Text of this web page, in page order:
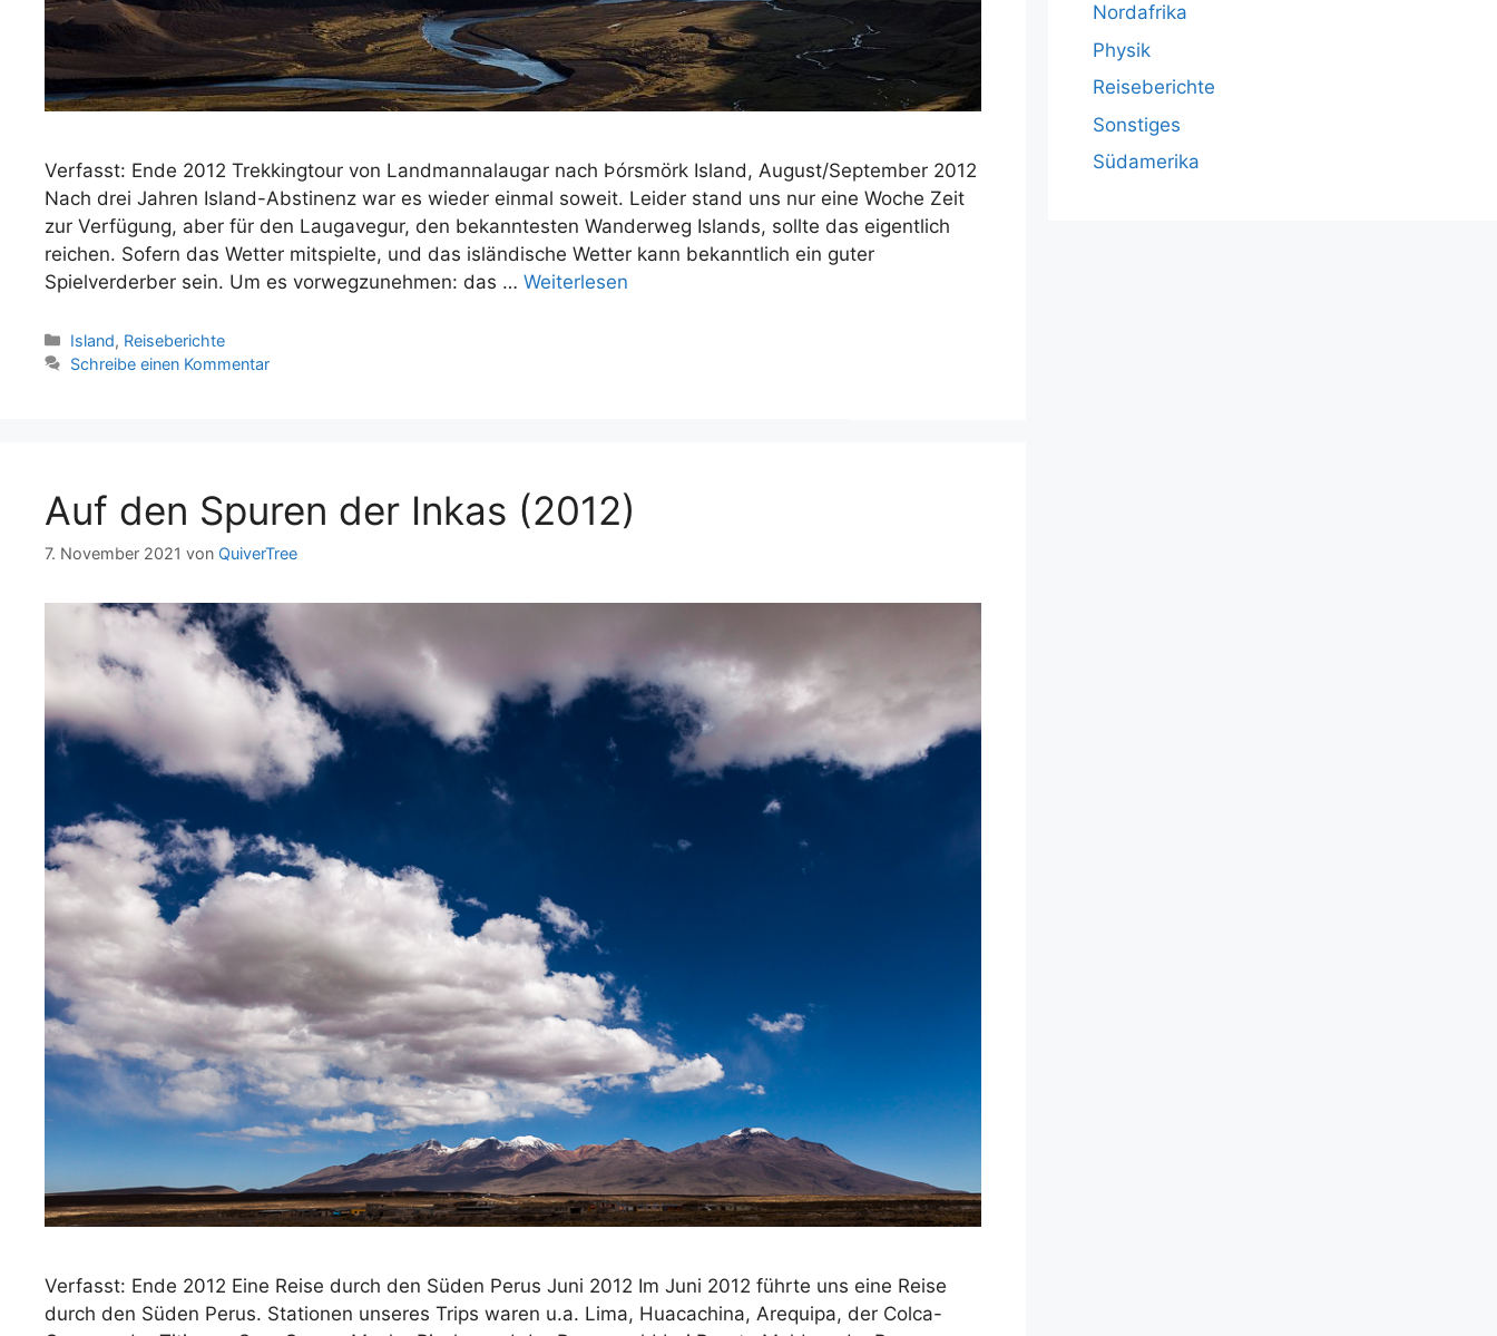
Verfasst: Ende 2012 Trekkingtour von Landmannalaugar nach Þórsmörk Island, August/September 2012
Nach drei Jahren Island-Abstinenz war es wieder einmal soweit. Leider stand uns nur eine Woche Zeit
zur Verfügung, aber für den Laugavegur, den bekanntesten Wanderweg Islands, sollte das eigentlich
reichen. Sofern das Wetter mitspielte, und das isländische Wetter kann bekanntlich ein guter
Spielverderber sein. Um es vorwegzunehmen: das … Weiterlesen
Kategorien
Island, Reiseberichte
Schreibe einen Kommentar
Auf den Spuren der Inkas (2012)
7. November 2021 von QuiverTree
Verfasst: Ende 2012 Eine Reise durch den Süden Perus Juni 2012 Im Juni 2012 führte uns eine Reise
durch den Süden Perus. Stationen unseres Trips waren u.a. Lima, Huacachina, Arequipa, der Colca-
Nordafrika
Physik
Reiseberichte
Sonstiges
Südamerika